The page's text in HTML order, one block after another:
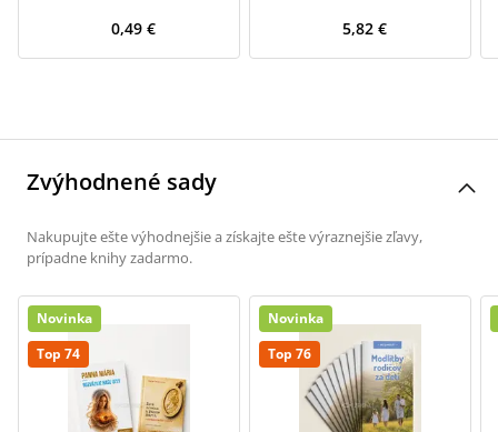
0,49 € 5,82 €
Zvýhodnené sady
Nakupujte ešte výhodnejšie a získajte ešte výraznejšie zľavy,
prípadne knihy zadarmo.
Novinka
Top 74
Novinka
Top 76